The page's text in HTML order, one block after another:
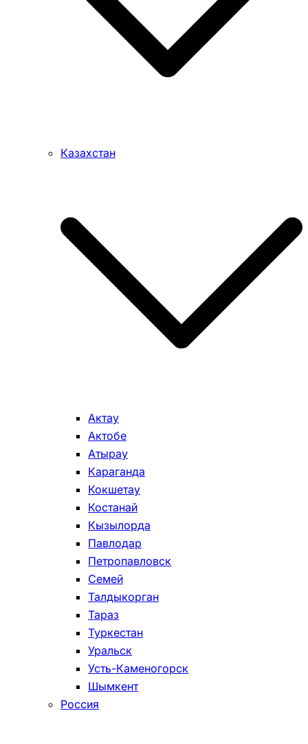
Казахстан
Актау
Актобе
Атырау
Караганда
Кокшетау
Костанай
Кызылорда
Павлодар
Петропавловск
Семей
Талдыкорган
Тараз
Туркестан
Уральск
Усть-Каменогорск
Шымкент
Россия